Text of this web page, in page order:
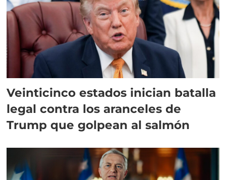
Veinticinco estados inician batalla
legal contra los aranceles de
Trump que golpean al salmón